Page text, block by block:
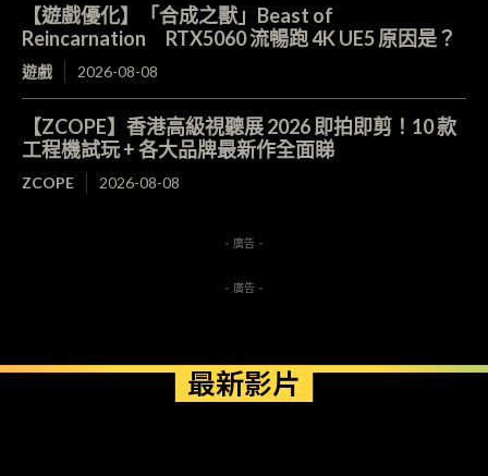
【遊戲優化】「合成之獸」Beast of
Reincarnation RTX5060 流暢跑 4K UE5 原因是？
遊戲 2026-08-08
【ZCOPE】香港高級視聽展 2026 即拍即剪！10 款
工程機試玩 + 各大品牌最新作全面睇
ZCOPE 2026-08-08
- 廣告 -
- 廣告 -
最新影片